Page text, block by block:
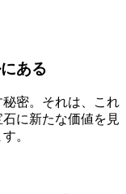
ある
密。それは、これ
に新たな価値を見
。